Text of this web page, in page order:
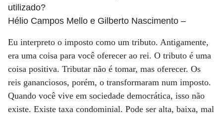
utilizado?
Hélio Campos Mello e Gilberto Nascimento –
Eu interpreto o imposto como um tributo. Antigamente,
era uma coisa para você oferecer ao rei. O tributo é uma
coisa positiva. Tributar não é tomar, mas oferecer. Os
reis gananciosos, porém, o transformaram num imposto.
Quando você vive em sociedade democrática, isso não
existe. Existe taxa condominial. Pode ser alta, baixa, mal